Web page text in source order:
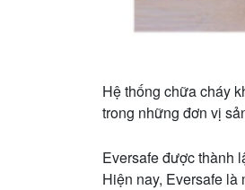
Hệ thống chữa cháy
trong những đơn vị
Eversafe được thành
Hiện nay, Eversafe là